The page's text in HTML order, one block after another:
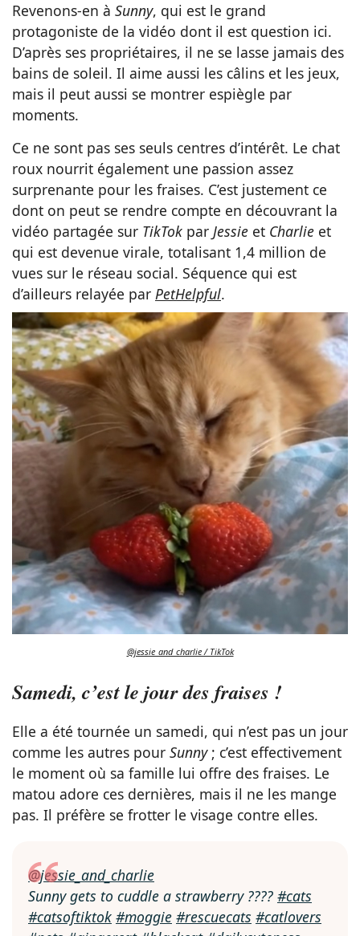
Revenons-en à Sunny, qui est le grand
protagoniste de la vidéo dont il est question ici.
D’après ses propriétaires, il ne se lasse jamais des
bains de soleil. Il aime aussi les câlins et les jeux,
mais il peut aussi se montrer espiègle par
moments.
Ce ne sont pas ses seuls centres d’intérêt. Le chat
roux nourrit également une passion assez
surprenante pour les fraises. C’est justement ce
dont on peut se rendre compte en découvrant la
vidéo partagée sur TikTok par Jessie et Charlie et
qui est devenue virale, totalisant 1,4 million de
vues sur le réseau social. Séquence qui est
d’ailleurs relayée par PetHelpful.
@jessie_and_charlie / TikTok
Samedi, c’est le jour des fraises !
Elle a été tournée un samedi, qui n’est pas un jour
comme les autres pour Sunny; c’est effectivement
le moment où sa famille lui offre des fraises. Le
matou adore ces dernières, mais il ne les mange
pas. Il préfère se frotter le visage contre elles.
@jessie_and_charlie
Sunny gets to cuddle a strawberry ???? #cats
#catsoftiktok #moggie #rescuecats #catlovers